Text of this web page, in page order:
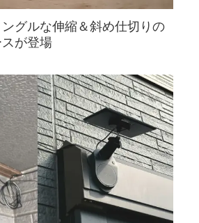
グルな伸縮＆斜め仕切りの
が登場